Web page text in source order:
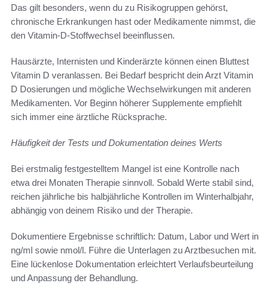
Das gilt besonders, wenn du zu Risikogruppen gehörst,
chronische Erkrankungen hast oder Medikamente nimmst, die
den Vitamin-D-Stoffwechsel beeinflussen.
Hausärzte, Internisten und Kinderärzte können einen Bluttest
Vitamin D veranlassen. Bei Bedarf bespricht dein Arzt Vitamin
D Dosierungen und mögliche Wechselwirkungen mit anderen
Medikamenten. Vor Beginn höherer Supplemente empfiehlt
sich immer eine ärztliche Rücksprache.
Häufigkeit der Tests und Dokumentation deines Werts
Bei erstmalig festgestelltem Mangel ist eine Kontrolle nach
etwa drei Monaten Therapie sinnvoll. Sobald Werte stabil sind,
reichen jährliche bis halbjährliche Kontrollen im Winterhalbjahr,
abhängig von deinem Risiko und der Therapie.
Dokumentiere Ergebnisse schriftlich: Datum, Labor und Wert in
ng/ml sowie nmol/l. Führe die Unterlagen zu Arztbesuchen mit.
Eine lückenlose Dokumentation erleichtert Verlaufsbeurteilung
und Anpassung der Behandlung.